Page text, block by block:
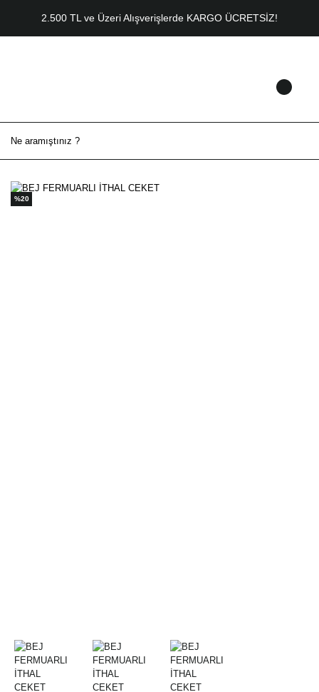
2.500 TL ve Üzeri Alışverişlerde KARGO ÜCRETSİZ!
%20